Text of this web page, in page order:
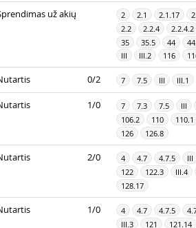
už akių 2 2.1 2.1.17
2.2
2.2.4 2.2.4.2
35
35.5 44
III
III.2 116
0/2 7 7.5 III III.1
1/0 7 7.3 7.5 III
106.2
110 110.1
126
126.8
2/0 4 4.7 4.7.5 III
122
122.3 III.4
128.17
1/0 4 4.7 4.7.5
III.3
121 121.14